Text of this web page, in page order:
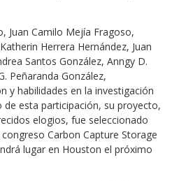
Juan Camilo Mejía Fragoso,
Herrera Hernández, Juan
Santos González, Anngy D.
Peñaranda González,
y habilidades en la investigación
esta participación, su proyecto,
elogios, fue seleccionado
Carbon Capture Storage
lugar en Houston el próximo